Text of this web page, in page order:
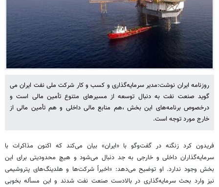
روزنامه ایران نوشت:مدیر سرمایه‌گذاری و کسب‌ و کار شرکت ملی نفت ایران می
گوید صنعت نفت به دنبال توسعه از مسیرهای متنوع تأمین مالی است و
درخصوص برنامه‌های این بخش ،هم منابع مالی داخلی و هم تأمین مالی از
خارج مورد توجه است.
فریدون کرد زنگنه در گفت‌وگو با «ایران» بیان می‌کند که اکنون مذاکرات با
سرمایه‌گذاران داخلی و خارجی به جد دنبال می‌شود و هیچ محدودیتی برای این
بخش وجود ندارد. او توضیح می‌دهد: «اخیراً شرکت‌ها و هلدینگ‌های پتروشیمی
نیز وارد بحث سرمایه‌گذاری در بالادست صنعت نفت شدند و این مسأله بخوبی